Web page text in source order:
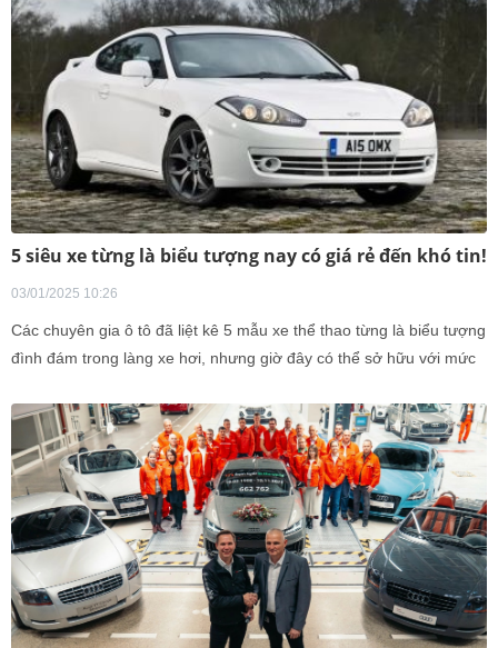
5 siêu xe từng là biểu tượng nay có giá rẻ đến khó tin!
03/01/2025 10:26
Các chuyên gia ô tô đã liệt kê 5 mẫu xe thể thao từng là biểu tượng
đình đám trong làng xe hơi, nhưng giờ đây có thể sở hữu với mức